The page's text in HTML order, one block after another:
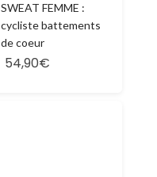
SWEAT FEMME :
cycliste battements
de coeur
54,90€